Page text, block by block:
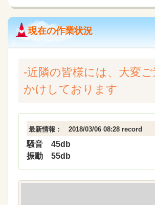
現在の作業状況
-近隣の皆様には、大変
かけしております
最新情報： 2018/03/06 08:28 record
騒音 45db
振動 55db